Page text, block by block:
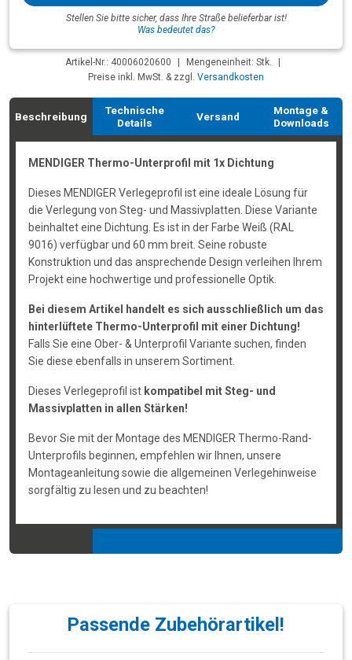
Stellen Sie bitte sicher, dass Ihre Straße belieferbar ist!
Was bedeutet das?
Artikel-Nr.: 40006020600 Mengeneinheit: Stk.
Preise inkl. MwSt. & zzgl. Versandkosten
Beschreibung
Technische
Details
Versand
Montage &
Downloads
MENDIGER Thermo-Unterprofil mit 1x Dichtung
Dieses MENDIGER Verlegeprofil ist eine ideale Lösung für
die Verlegung von Steg- und Massivplatten. Diese Variante
beinhaltet eine Dichtung. Es ist in der Farbe Weiß (RAL
9016) verfügbar und 60 mm breit. Seine robuste
Konstruktion und das ansprechende Design verleihen Ihrem
Projekt eine hochwertige und professionelle Optik.
Bei diesem Artikel handelt es sich ausschließlich um das
hinterlüftete Thermo-Unterprofil mit einer Dichtung!
Falls Sie eine Ober- & Unterprofil Variante suchen, finden
Sie diese ebenfalls in unserem Sortiment.
Dieses Verlegeprofil ist kompatibel mit Steg- und
Massivplatten in allen Stärken!
Bevor Sie mit der Montage des MENDIGER Thermo-Rand-
Unterprofils beginnen, empfehlen wir Ihnen, unsere
Montageanleitung sowie die allgemeinen Verlegehinweise
sorgfältig zu lesen und zu beachten!
Passende Zubehörartikel!